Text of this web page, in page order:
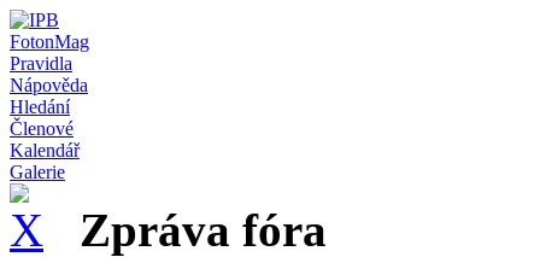
FotonMag
Pravidla
Nápověda
Hledání
Členové
Kalendář
Galerie
Zpráva fóra